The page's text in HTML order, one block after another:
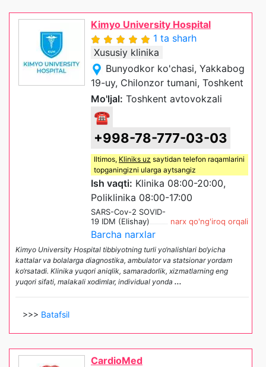
Kimyo University Hospital
1 ta sharh
Xususiy klinika
Bunyodkor ko'chasi, Yakkabog
19-uy, Chilonzor tumani, Toshkent
Mo'ljal: Toshkent avtovokzali
☎
+998-78-777-03-03
Iltimos, Kliniks uz saytidan telefon raqamlarini
topganingizni ularga aytsangiz
Ish vaqti: Klinika 08:00-20:00,
Poliklinika 08:00-17:00
SARS-Cov-2 SOVID-
19 IDM (Elishay)
narx qo'ng'iroq orqali
Barcha narxlar
Kimyo University Hospital tibbiyotning turli yo‘nalishlari bo‘yicha
kattalar va bolalarga diagnostika, ambulator va statsionar yordam
ko‘rsatadi. Klinika yuqori aniqlik, samaradorlik, xizmatlarning eng
yuqori sifati, malakali xodimlar, individual yonda ...
>>> Batafsil
CardioMed